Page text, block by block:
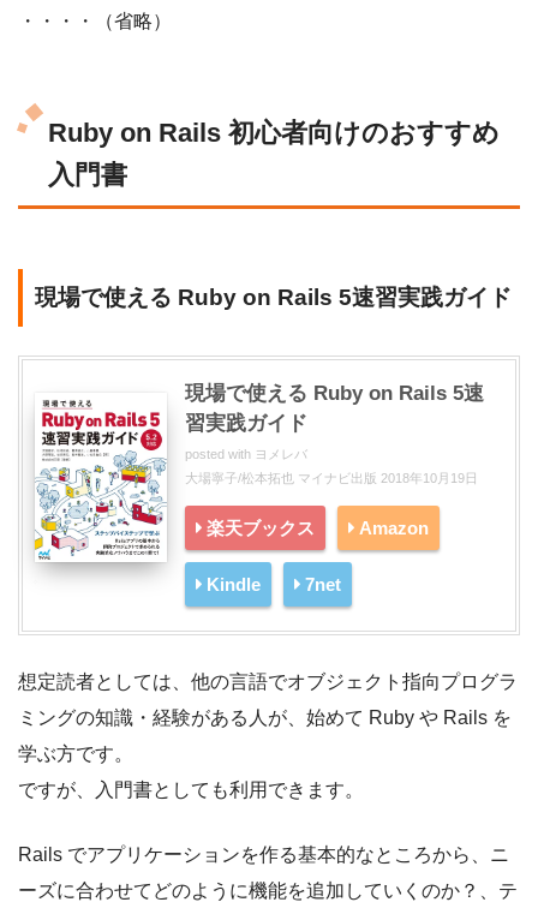
・・・・（省略）
Ruby on Rails 初心者向けのおすすめ
入門書
現場で使える Ruby on Rails 5速習実践ガイド
現場で使える Ruby on Rails 5速
習実践ガイド
posted with ヨメレバ
大場寧子/松本拓也 マイナビ出版 2018年10月19日
楽天ブックス Amazon
Kindle 7net
想定読者としては、他の言語でオブジェクト指向プログラ
ミングの知識・経験がある人が、始めて Ruby や Rails を
学ぶ方です。
ですが、入門書としても利用できます。
Rails でアプリケーションを作る基本的なところから、ニ
ーズに合わせてどのように機能を追加していくのか？、テ